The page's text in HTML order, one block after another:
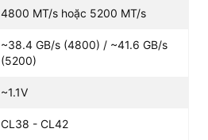
4800 MT/s hoặc 5200 MT/s
~38.4 GB/s (4800) / ~41.6 GB/s
(5200)
~1.1V
CL38 - CL42